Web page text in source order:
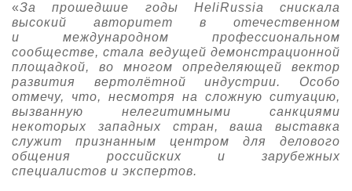
«За прошедшие годы HeliRussia снискала
высокий авторитет в отечественном
и международном профессиональном
сообществе, стала ведущей демонстрационной
площадкой, во многом определяющей вектор
развития вертолётной индустрии. Особо
отмечу, что, несмотря на сложную ситуацию,
вызванную нелегитимными санкциями
некоторых западных стран, ваша выставка
служит признанным центром для делового
общения российских и зарубежных
специалистов и экспертов.